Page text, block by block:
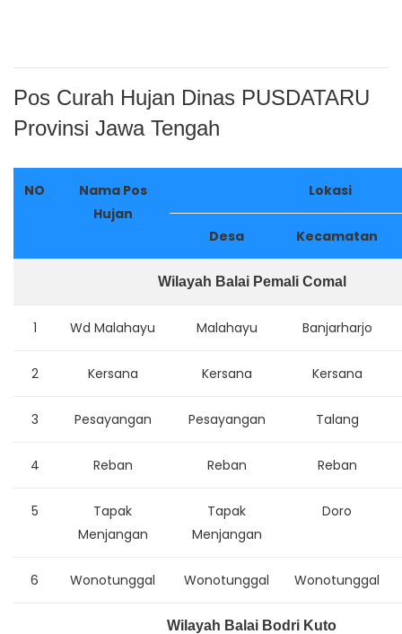
Pos Curah Hujan Dinas PUSDATARU
Provinsi Jawa Tengah
NO
Nama Pos
Hujan
Lokasi
Desa Kecamatan
Wilayah Balai Pemali Comal
1 Wd Malahayu Malahayu Banjarharjo
2 Kersana Kersana Kersana
3 Pesayangan Pesayangan Talang
4 Reban Reban Reban
5
Tapak
Menjangan
Tapak
Menjangan
Doro
6 Wonotunggal Wonotunggal Wonotunggal
Wilayah Balai Bodri Kuto